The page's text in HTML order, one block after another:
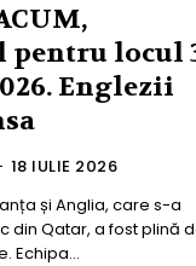
pentru locul
Englezii
18 IULIE 2026
și Anglia, care s-a
din Qatar, a fost plină
Echipa...